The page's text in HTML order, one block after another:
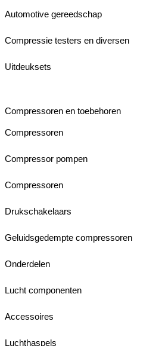
Automotive gereedschap
Compressie testers en diversen
Uitdeuksets
Compressoren en toebehoren
Compressoren
Compressor pompen
Compressoren
Drukschakelaars
Geluidsgedempte compressoren
Onderdelen
Lucht componenten
Accessoires
Luchthaspels